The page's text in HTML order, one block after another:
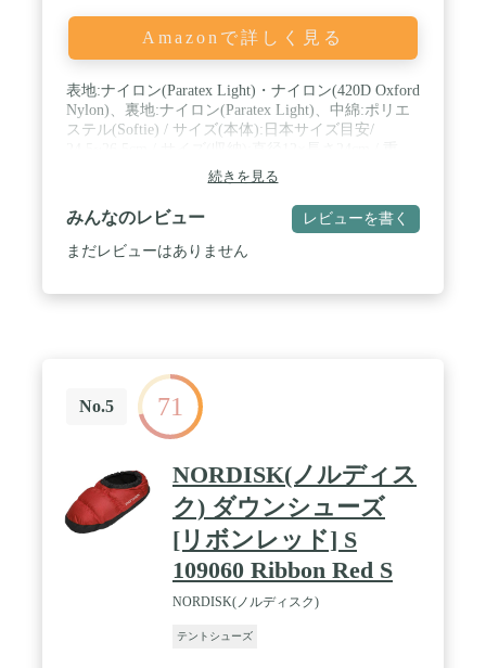
Amazonで詳しく見る
表地:ナイロン(Paratex Light)・ナイロン(420D Oxford
Nylon)、裏地:ナイロン(Paratex Light)、中綿:ポリエ
ステル(Softie) / サイズ(本体):日本サイズ目安/
続きを見る
みんなのレビュー レビューを書く
まだレビューはありません
No.5 71
NORDISK(ノルディス
ク) ダウンシューズ
[リボンレッド] S
109060 Ribbon Red S
NORDISK(ノルディスク)
テントシューズ